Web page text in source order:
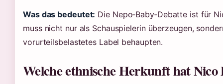
Was das bedeutet: Die Nepo‑Baby‑Debatte ist für
muss nicht nur als Schauspielerin überzeugen,
vorurteilsbelastetes Label behaupten.
Welche ethnische Herkunft hat Nico